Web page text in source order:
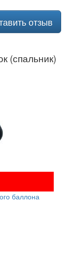
отзыв
(спальник)
баллона